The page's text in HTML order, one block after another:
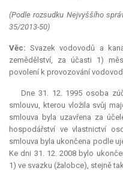
(Podle rozsudku Nejvyššího
35/2013-50)
Věc:Svazek vodovodů a
zemědělství, za účasti 1)
povolení k provozování
Dne 31. 12. 1995 osoba
smlouvu, kterou vložila svůj
smlouva byla uzavřena za
hospodářství ve vlastnictví
smlouva byla ukončena podle
Ke dni 31. 12. 2008 bylo
1) ve svazku (žalobce), stejně